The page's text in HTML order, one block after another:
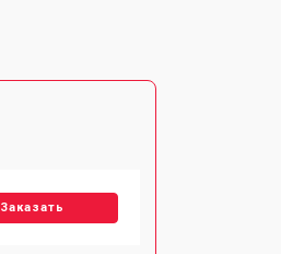
Заказать